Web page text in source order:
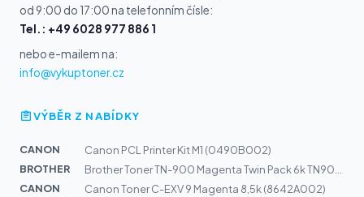
od 9:00 do 17:00 na telefonním čísle:
Tel.: +49 6028 977 886 1
nebo e-mailem na:
info@vykuptoner.cz
VÝBĚR Z NABÍDKY
CANON
Canon PCL Printer Kit M1 (0490B002)
BROTHER
Brother Toner TN-900 Magenta Twin Pack 6k TN900MTWIN
CANON
Canon Toner C-EXV 9 Magenta 8,5k (8642A002)